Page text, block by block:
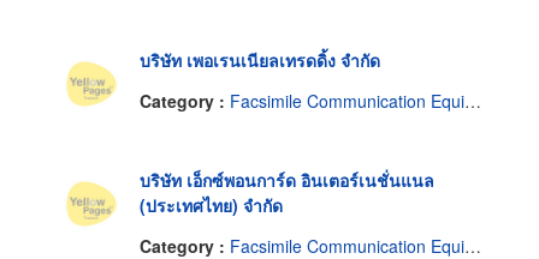
บริษัท เพอเรนเนียลเทรดดิ้ง จำกัด
Category : Facsimile Communication Equipment
บริษัท เอ็กซ์พอนการ์ด อินเตอร์เนชั่นแนล
(ประเทศไทย) จำกัด
Category : Facsimile Communication Equipment